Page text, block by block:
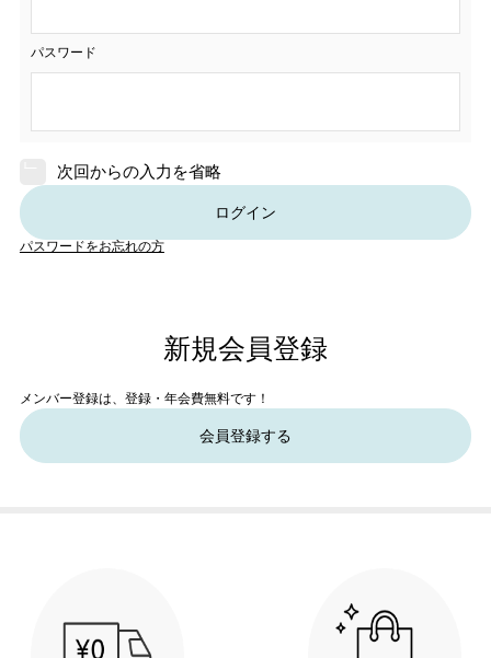
パスワード
次回からの入力を省略
ログイン
パスワードをお忘れの方
新規会員登録
メンバー登録は、登録・年会費無料です！
会員登録する